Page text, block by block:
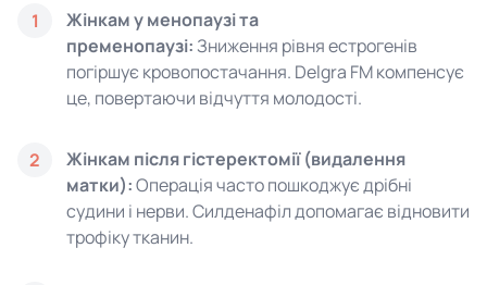
1
Жінкам у менопаузі та
пременопаузі: Зниження рівня естрогенів
погіршує кровопостачання. Delgra FM компенсує
це, повертаючи відчуття молодості.
2
Жінкам після гістеректомії (видалення
матки):Операція часто пошкоджує дрібні
судини і нерви. Силденафіл допомагає відновити
трофіку тканин.